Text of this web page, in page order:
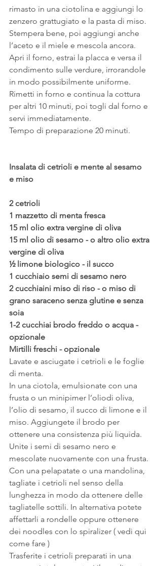
rimasto in una ciotolina e aggiungi lo
zenzero grattugiato e la pasta di miso.
Stempera bene, poi aggiungi anche
l’aceto e il miele e mescola ancora.
Apri il forno, estrai la placca e versa il
condimento sulle verdure, irrorandole
in modo possibilmente uniforme.
Rimetti in forno e continua la cottura
per altri 10 minuti, poi togli dal forno e
servi immediatamente.
Tempo di preparazione 20 minuti.
Insalata di cetrioli e mente al sesamo
e miso
2 cetrioli
1 mazzetto di menta fresca
15 ml olio extra vergine di oliva
15 ml olio di sesamo - o altro olio extra
vergine di oliva
½ limone biologico - il succo
1 cucchiaio semi di sesamo nero
2 cucchiaini miso di riso - o miso di
grano saraceno senza glutine e senza
soia
1-2 cucchiai brodo freddo o acqua -
opzionale
Mirtilli freschi - opzionale
Lavate e asciugate i cetrioli e le foglie
di menta.
In una ciotola, emulsionate con una
frusta o un minipimer l’oliodi oliva,
l’olio di sesamo, il succo di limone e il
miso. Aggiungete il brodo per
ottenere una consistenza più liquida.
Unite i semi di sesamo nero e
mescolate nuovamente con una frusta.
Con una pelapatate o una mandolina,
tagliate i cetrioli nel senso della
lunghezza in modo da ottenere delle
tagliatelle sottili. In alternativa potete
affettarli a rondelle oppure ottenere
dei noodles con lo spiralizer ( vedi qui
come fare )
Trasferite i cetrioli preparati in una